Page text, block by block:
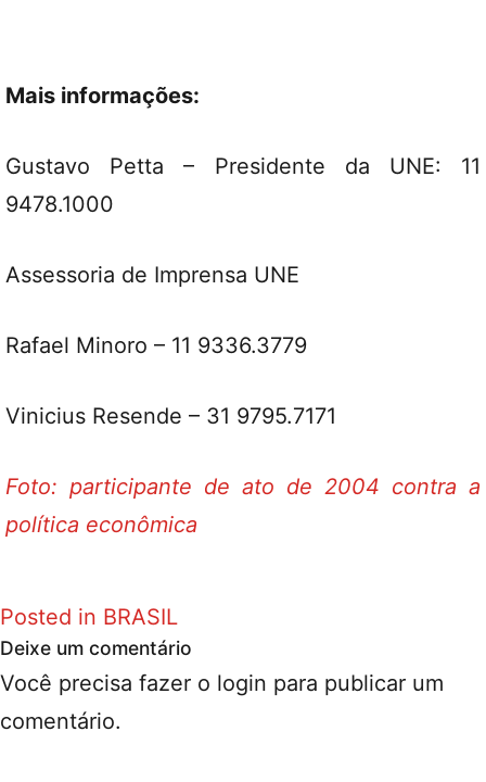
Mais informações:
Gustavo Petta – Presidente da UNE: 11
9478.1000
Assessoria de Imprensa UNE
Rafael Minoro – 11 9336.3779
Vinicius Resende – 31 9795.7171
Foto: participante de ato de 2004 contra a
política econômica
Posted in BRASIL
Deixe um comentário
Você precisa fazer o login para publicar um
comentário.